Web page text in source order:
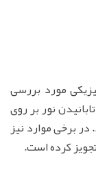
مورد بررسی
نور بر روی
برخی موارد نیز
کرده است.